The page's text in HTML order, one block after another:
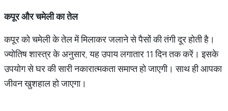
कपूर और चमेली का तेल
कपूर को चमेली के तेल में मिलाकर जलाने से पैसों की तंगी दूर होती है।
ज्योतिष शास्त्र के अनुसार, यह उपाय लगातार 11 दिन तक करें। इसके
उपयोग से घर की सारी नकारात्मकता समाप्त हो जाएगी। साथ ही आपका
जीवन खुशहाल हो जाएगा।